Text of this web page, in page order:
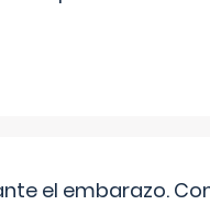
el embarazo.